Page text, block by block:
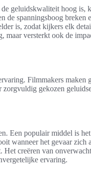
geluidskwaliteit hoog is,
de spanningsboog breken
is, zodat kijkers elk
maar versterkt ook de
Filmmakers maken
gekozen
Een populair middel is
wanneer het gevaar zich
Het creëren van
ervaring.